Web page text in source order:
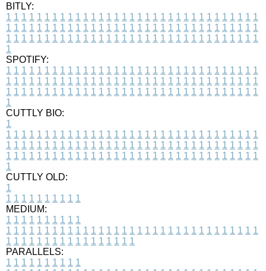
BITLY:
1 1 1 1 1 1 1 1 1 1 1 1 1 1 1 1 1 1 1 1 1 1 1 1 1 1 1 1 1 1 1 1 1
1 1 1 1 1 1 1 1 1 1 1 1 1 1 1 1 1 1 1 1 1 1 1 1 1 1 1 1 1 1 1 1 1
1 1 1 1 1 1 1 1 1 1 1 1 1 1 1 1 1 1 1 1 1 1 1 1 1 1 1 1 1 1 1 1 1
1
SPOTIFY:
1 1 1 1 1 1 1 1 1 1 1 1 1 1 1 1 1 1 1 1 1 1 1 1 1 1 1 1 1 1 1 1 1
1 1 1 1 1 1 1 1 1 1 1 1 1 1 1 1 1 1 1 1 1 1 1 1 1 1 1 1 1 1 1 1 1
1 1 1 1 1 1 1 1 1 1 1 1 1 1 1 1 1 1 1 1 1 1 1 1 1 1 1 1 1 1 1 1 1
1
CUTTLY BIO:
1
1 1 1 1 1 1 1 1 1 1 1 1 1 1 1 1 1 1 1 1 1 1 1 1 1 1 1 1 1 1 1 1 1
1 1 1 1 1 1 1 1 1 1 1 1 1 1 1 1 1 1 1 1 1 1 1 1 1 1 1 1 1 1 1 1 1
1 1 1 1 1 1 1 1 1 1 1 1 1 1 1 1 1 1 1 1 1 1 1 1 1 1 1 1 1 1 1 1 1
1
CUTTLY OLD:
1
1 1 1 1 1 1 1 1 1 1
MEDIUM:
1 1 1 1 1 1 1 1 1 1
1 1 1 1 1 1 1 1 1 1 1 1 1 1 1 1 1 1 1 1 1 1 1 1 1 1 1 1 1 1 1 1 1
1 1 1 1 1 1 1 1 1 1 1 1 1 1 1 1 1
PARALLELS:
1 1 1 1 1 1 1 1 1 1